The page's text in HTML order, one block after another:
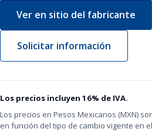
Ver en sitio del fabricante
Solicitar información
Los precios incluyen 16% de IVA.
Los precios en Pesos Mexicanos (MXN)
en función del tipo de cambio vigente en